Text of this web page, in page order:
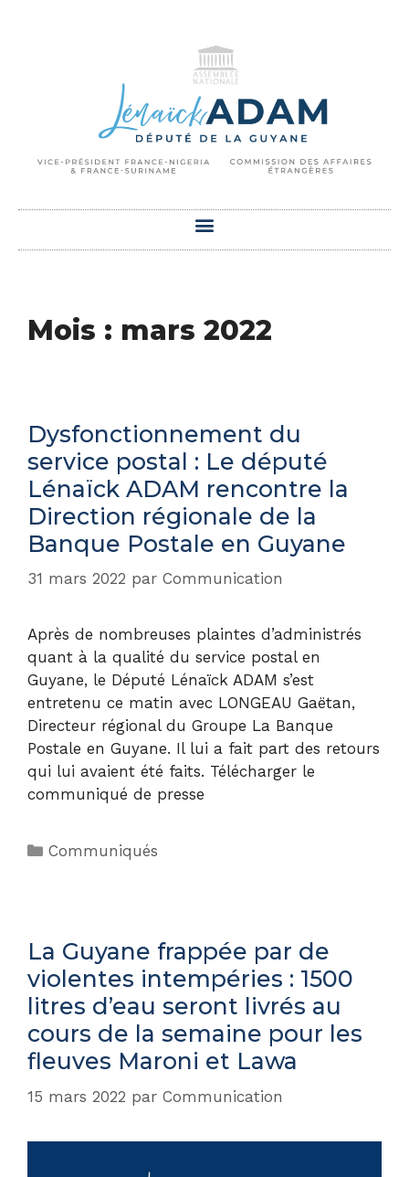
Mois : mars 2022
Dysfonctionnement du
service postal : Le député
Lénaïck ADAM rencontre la
Direction régionale de la
Banque Postale en Guyane
31 mars 2022 par Communication
Après de nombreuses plaintes d’administrés
quant à la qualité du service postal en
Guyane, le Député Lénaïck ADAM s’est
entretenu ce matin avec LONGEAU Gaëtan,
Directeur régional du Groupe La Banque
Postale en Guyane. Il lui a fait part des retours
qui lui avaient été faits. Télécharger le
communiqué de presse
Communiqués
La Guyane frappée par de
violentes intempéries : 1500
litres d’eau seront livrés au
cours de la semaine pour les
fleuves Maroni et Lawa
15 mars 2022 par Communication